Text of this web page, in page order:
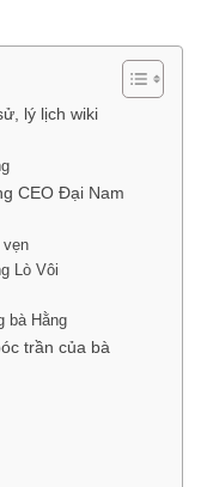
lý lịch wiki
CEO Đại Nam
vẹn
Lò Vôi
bà Hằng
trần của bà